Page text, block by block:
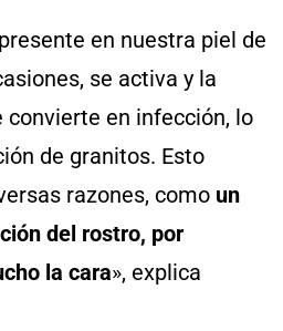
en nuestra piel de
se activa y la
convierte en infección, lo
de granitos. Esto
razones, como un
del rostro, por
la cara», explica